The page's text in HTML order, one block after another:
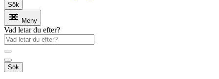
Sök
Meny
Vad letar du efter?
Sök